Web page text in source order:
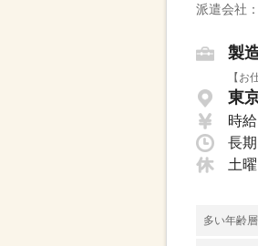
派遣会社：
製
【
東
時
長
土
多い年齢層